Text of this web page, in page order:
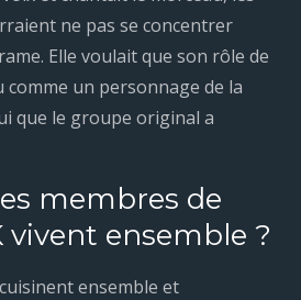
ne pas se concentrer
Elle voulait que son rôle de
comme un personnage de la
que le groupe original a
membres de
vivent ensemble ?
ensemble et